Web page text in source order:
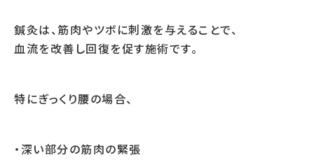
鍼灸は、筋肉やツボに刺激を与えることで、
血流を改善し回復を促す施術です。
特にぎっくり腰の場合、
・深い部分の筋肉の緊張